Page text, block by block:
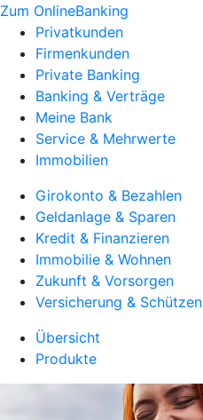
Zum OnlineBanking
Privatkunden
Firmenkunden
Private Banking
Banking & Verträge
Meine Bank
Service & Mehrwerte
Immobilien
Girokonto & Bezahlen
Geldanlage & Sparen
Kredit & Finanzieren
Immobilie & Wohnen
Zukunft & Vorsorgen
Versicherung & Schützen
Übersicht
Produkte